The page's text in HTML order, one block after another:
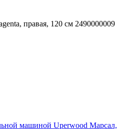
правая, 120 см 2490000009